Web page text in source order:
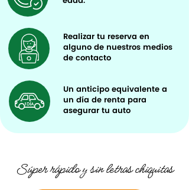
Realizar tu reserva en
alguno de nuestros medios
de contacto
Un anticipo equivalente a
un día de renta para
asegurar tu auto
Súper rápido y sin letras chiquitas